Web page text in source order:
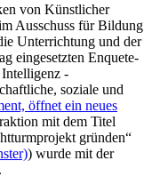
von Künstlicher
Ausschuss für Bildung
Unterrichtung und der
eingesetzten Enquete-
-
soziale und
öffnet ein neues
mit dem Titel
gründen“
) wurde mit der